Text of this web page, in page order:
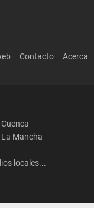
Contacto
Acerca
La Mancha
locales...